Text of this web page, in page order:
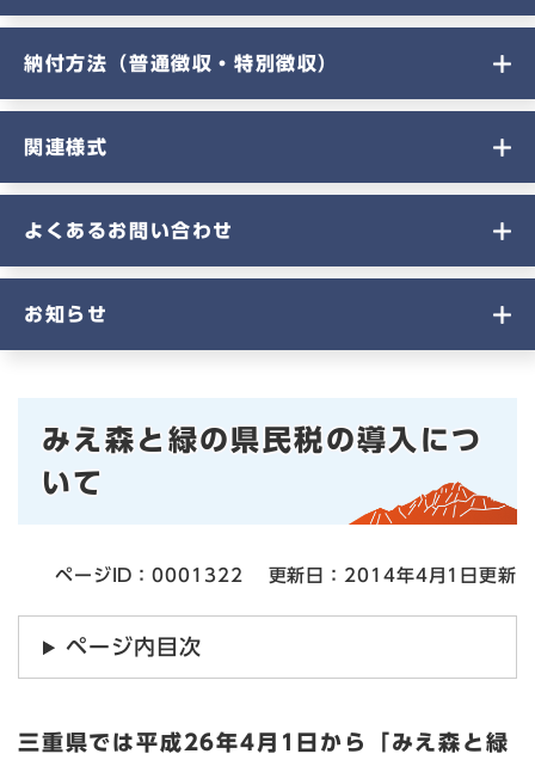
納付方法（普通徴収・特別徴収）
関連様式
よくあるお問い合わせ
お知らせ
みえ森と緑の県民税の導入につ
いて
ページID：0001322 更新日：2014年4月1日更新
ページ内目次
三重県では平成26年4月1日から「みえ森と緑